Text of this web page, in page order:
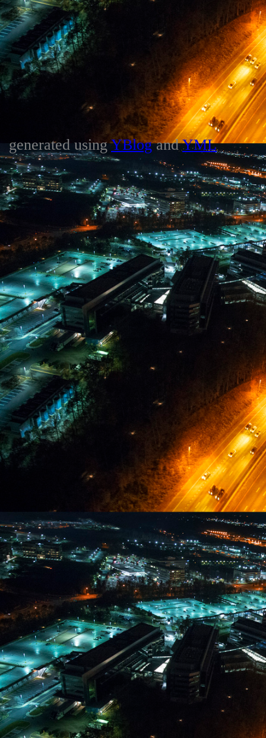
generated usingYBlogandYML